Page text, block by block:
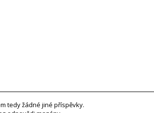
tedy žádné jiné příspěvky.